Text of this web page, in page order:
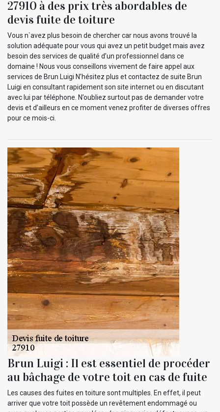
27910 à des prix très abordables de
devis fuite de toiture
Vous n`avez plus besoin de chercher car nous avons trouvé la
solution adéquate pour vous qui avez un petit budget mais avez
besoin des services de qualité d’un professionnel dans ce
domaine ! Nous vous conseillons vivement de faire appel aux
services de Brun Luigi N’hésitez plus et contactez de suite Brun
Luigi en consultant rapidement son site internet ou en discutant
avec lui par téléphone. N’oubliez surtout pas de demander votre
devis et d’ailleurs en ce moment venez profiter de diverses offres
pour ce mois-ci.
Brun Luigi : Il est essentiel de procéder
au bâchage de votre toit en cas de fuite
Les causes des fuites en toiture sont multiples. En effet, il peut
arriver que votre toit possède un revêtement endommagé ou